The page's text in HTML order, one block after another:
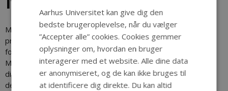
Med bogen 'Danmarks byer i middelalderen' afsluttedes et
projekt, som siden 1977 har bidraget til at sætte dagsordenen
for forskningen i middelalderens byer i Danmark, Projekt
Middelalderbyen. Bogen samler den viden, der gennem alle
disse år er blevet opbygget, og kombinerer denne viden med
den nyeste forskning på området.
Aarhus Universitet kan give dig den
bedste brugeroplevelse, når du vælger
”Accepter alle” cookies. Cookies gemmer
oplysninger om, hvordan en bruger
interagerer med et website. Alle dine data
er anonymiseret, og de kan ikke bruges til
at identificere dig direkte. Du kan altid